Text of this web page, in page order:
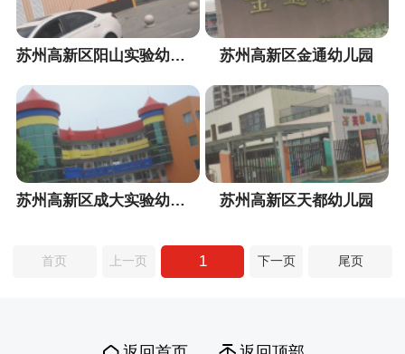
苏州高新区阳山实验幼儿园 苏州高新区金通幼儿园
苏州高新区成大实验幼儿园 苏州高新区天都幼儿园
首页 上一页 1 下一页 尾页